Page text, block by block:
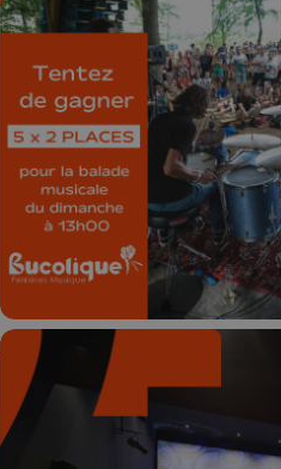
🎁 Gagnez 5x2
places pour le
Bucolique
Festival 🌿🎶
Concours valable jusqu'au
23h59.